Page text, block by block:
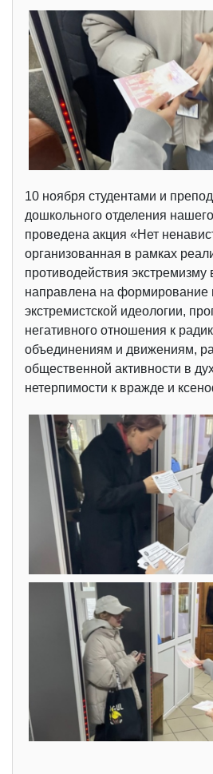
10 ноября студентами и
дошкольного отделения
проведена акция «Нет
организованная в рамках
противодействия
направлена на формирование
экстремистской идеологии,
негативного отношения к
объединениям и движениям,
общественной активности в
нетерпимости к вражде и